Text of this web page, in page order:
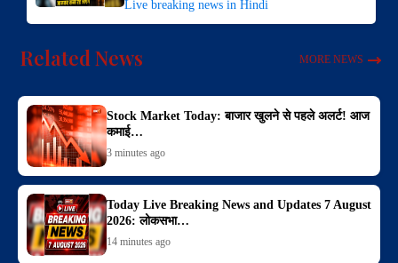
Live breaking news in Hindi
Related News MORE NEWS
Stock Market Today: बाजार खुलने से पहले अलर्ट! आज
कमाई…
3 minutes ago
Today Live Breaking News and Updates 7 August
2026: लोकसभा…
14 minutes ago